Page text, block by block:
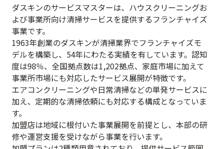
ダスキンのサービスマスターは、ハウスクリーニングお
よび事業所向け清掃サービスを提供するフランチャイズ
事業です。
1963年創業のダスキンが清掃業界でフランチャイズモ
デルを構築し、54年にわたる実績を有しています。認知
度は98％、全国拠点数は1,202拠点、家庭市場に加えて
事業所市場にも対応したサービス展開が特徴です。
エアコンクリーニングや日常清掃などの単発サービスに
加え、定期的な清掃依頼にも対応する構成となっていま
す。
加盟店は地域に根付いた事業展開を前提とし、本部の研
修や運営支援を受けながら事業を行います。